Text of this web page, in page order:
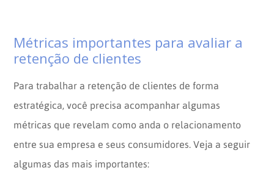
Métricas importantes para avaliar a
retenção de clientes
Para trabalhar a retenção de clientes de forma
estratégica, você precisa acompanhar algumas
métricas que revelam como anda o relacionamento
entre sua empresa e seus consumidores. Veja a seguir
algumas das mais importantes: